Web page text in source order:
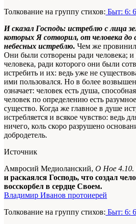
Толкование на группу стихов: Быт: 6:
И сказал Господь: истреблю с лица
которых Я сотворил, от человека до
небесных истреблю. Чем же
Они были сотворены ради человека; и
человека, ради которого они были
истребить и их: ведь уже не
ими пользовался. Но в более
означает: человек есть душа,
человек по определению есть
существо. Когда же главное в душе
истребляется и всякое чувство: ведь
ничего, коль скоро разрушено
добродетель.
Источник
Амвросий Медиоланский, О Ное 4.10.
и раскаялся Господь, что создал
восскорбел в сердце Своем.
Владимир Иванов протоиерей
Толкование на группу стихов: Быт: 6: